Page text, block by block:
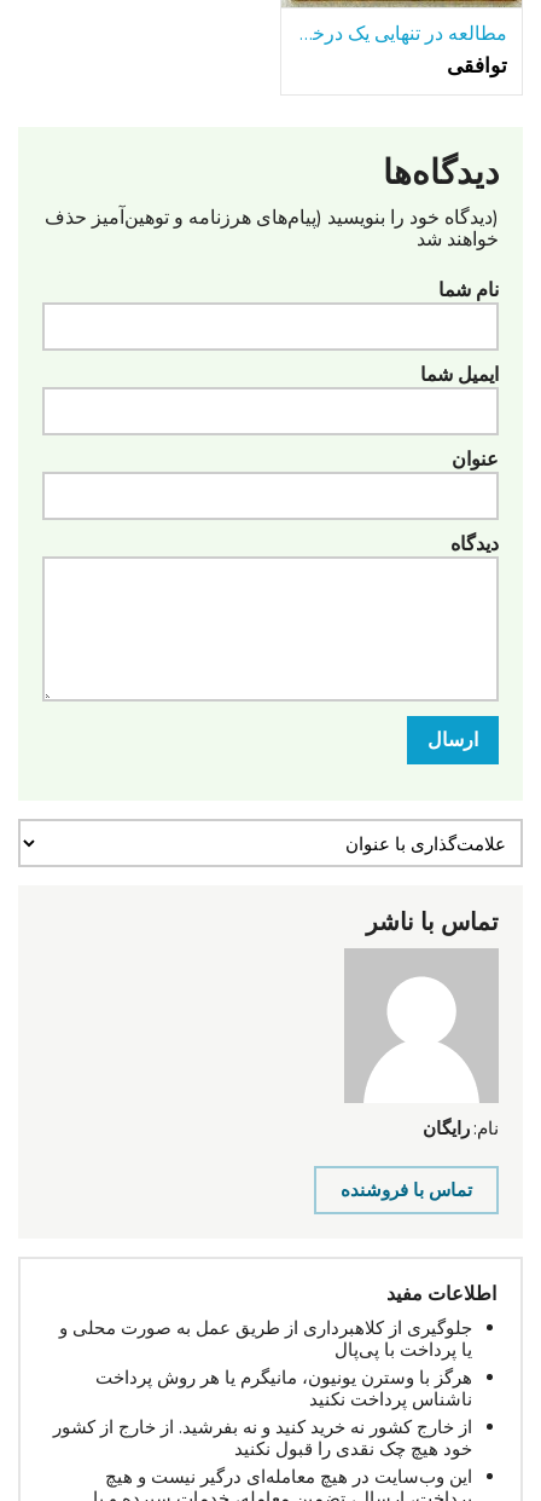
مطالعه در تنهایی یک درخت تنها-در میان بسیاری از دریاچه.
توافقی
دیدگاه‌ها
(دیدگاه خود را بنویسید (پیام‌های هرزنامه‌ و توهین‌آمیز حذف
خواهند شد
نام شما
ایمیل شما
عنوان
دیدگاه
ارسال
تماس با ناشر
نام: رایگان
تماس با فروشنده
اطلاعات مفید
جلوگیری از کلاهبرداری از طریق عمل به صورت محلی و
یا پرداخت با پی‌پال
هرگز با وسترن یونیون، مانیگرم یا هر روش پرداخت
ناشناس پرداخت نکنید
از خارج کشور نه خرید کنید و نه بفرشید. از خارج از کشور
خود هیچ چک نقدی را قبول نکنید
این وب‌سایت در هیچ معامله‌ای درگیر نیست و هیچ